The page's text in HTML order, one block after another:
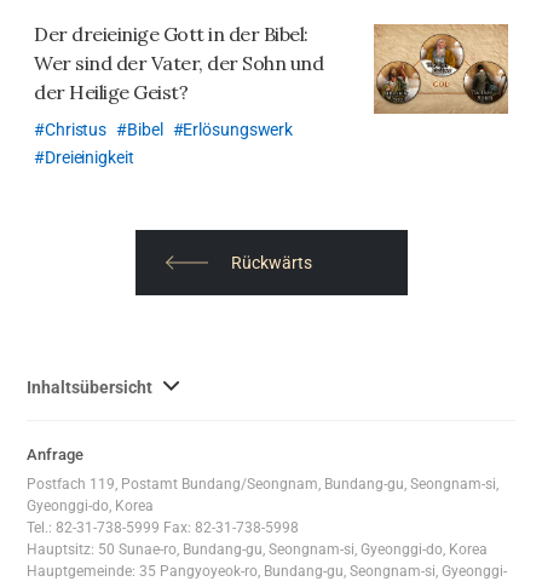
하
Der dreieinige Gott in der Bibel:
Wer sind der Vater, der Sohn und
der Heilige Geist?
Christus Bibel
Erlösungswerk
Dreieinigkeit
Rückwärts
Inhaltsübersicht 사
체
보
Anfrage
Postfach 119, Postamt Bundang/Seongnam, Bundang-gu, Seongnam-si,
Gyeonggi-do, Korea
Tel.: 82-31-738-5999 Fax: 82-31-738-5998
Hauptsitz: 50 Sunae-ro, Bundang-gu, Seongnam-si, Gyeonggi-do, Korea
Hauptgemeinde: 35 Pangyoyeok-ro, Bundang-gu, Seongnam-si, Gyeonggi-